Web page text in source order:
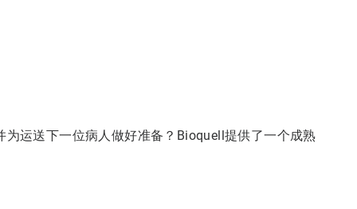
运送下一位病人做好准备？Bioquell提供了一个成熟